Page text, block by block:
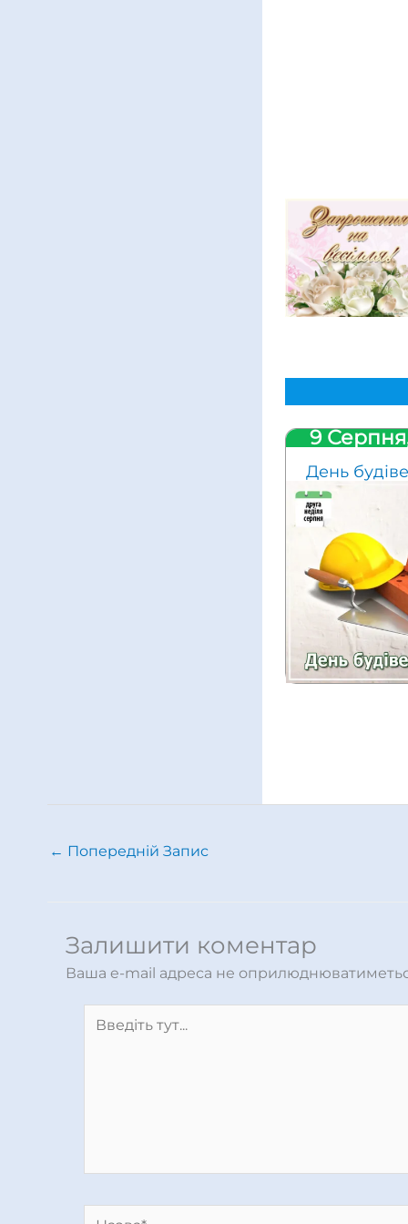
9
День
← Попередній Запис
Залишити коментар
Ваша e-mail адреса не
тут...